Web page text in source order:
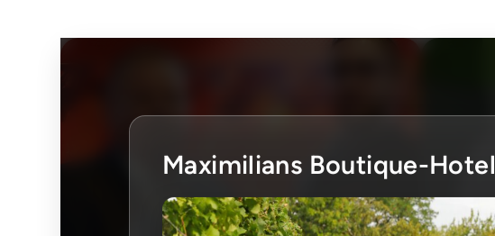
Maximilians Boutique-Hotel